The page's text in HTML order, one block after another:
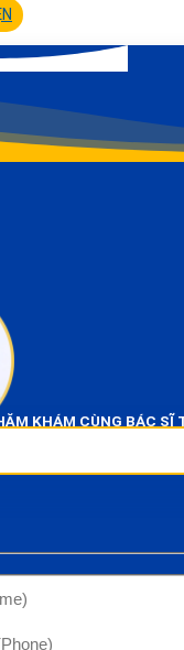
KHÁM CÙNG BÁC SĨ